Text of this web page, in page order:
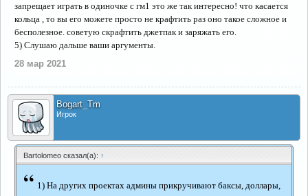
запрещает играть в одиночке с гм1 это же так интересно! что касается
кольца , то вы его можете просто не крафтить раз оно такое сложное и
бесполезное. советую скрафтить джетпак и заряжать его.
5) Слушаю дальше ваши аргументы.
28 мар 2021
Bogart_Tm
Игрок
Bartolomeo сказал(а): ↑
“ 1) На других проектах админы прикручивают баксы, доллары,